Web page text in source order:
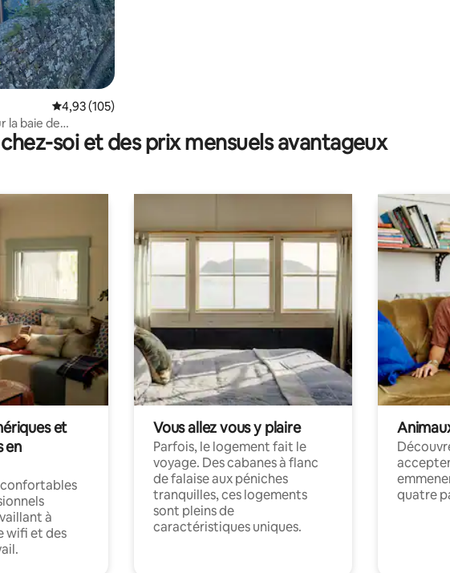
Note moyenne de 4,93 sur 5, 105 commentaires
4,93 (105)
la baie de
soi et des prix mensuels avantageux
et
en
à
wifi et des
Vous allez vous y plaire
Parfois, le logement fait le
voyage. Des cabanes à flanc
de falaise aux péniches
tranquilles, ces logements
sont pleins de
caractéristiques uniques.
quatre